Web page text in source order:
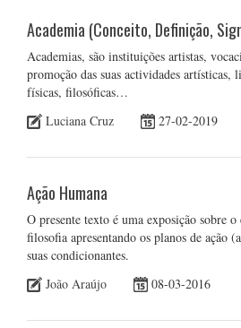
Academia (Conceito, Definição,
Academias, são instituições artistas,
promoção das suas actividades artísticas,
físicas, filosóficas…
Luciana Cruz
27-02-2019
Ação Humana
O presente texto é uma exposição sobre o
filosofia apresentando os planos de ação
suas condicionantes.
João Araújo
08-03-2016